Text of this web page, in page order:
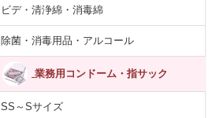
ビデ・清浄綿・消毒綿
除菌・消毒用品・アルコール
業務用コンドーム・指サック
SS～Sサイズ